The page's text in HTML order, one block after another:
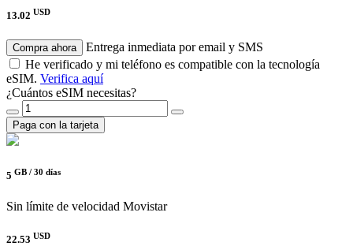
13.02 USD
Compra ahora
Entrega inmediata por email y SMS
He verificado y mi teléfono es compatible con la tecnología
eSIM. Verifica aquí
¿Cuántos eSIM necesitas?
Paga con la tarjeta
5 GB / 30 días
Sin límite de velocidad Movistar
22.53 USD